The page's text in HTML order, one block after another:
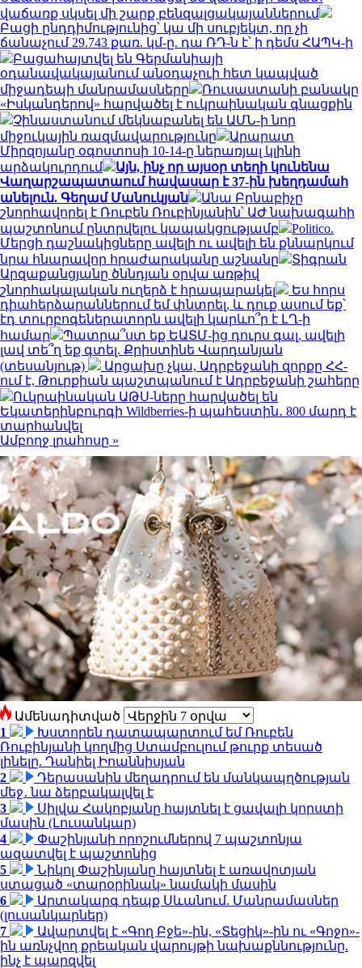
վաճառք սկսել մի շարք բենզալցակայաններում
Բացի ընդդիմությունից՝ կա մի սուբյեկտ, որ չի
ճանաչում 29.743 քառ. կմ-ը. դա ՌԴ-ն է՝ ի դեմս ՀԱՊԿ-ի
Բացահայտվել են Գերմանիայի
օդանավակայանում անօդաչուի հետ կապված
միջադեպի մանրամասները
Ռուսաստանի բանակը
«Իսկանդերով» հարվածել է ուկրաինական գնացքին
Չինաստանում մեկնաբանել են ԱՄՆ-ի նոր
միջուկային ռազմավարությունը
Արարատ
Միրզոյանը օգոստոսի 10-14-ը ներառյալ կլինի
արձակուրդում
Այն, ինչ որ այսօր տեղի կունենա
Վաղարշապատաում հավասար է 37-ին խեղդամահ
անելուն. Գեղամ Մանուկյան
Անա Բրնաբիչը
շնորհավորել է Ռուբեն Ռուբինյանին՝ ԱԺ նախագահի
պաշտոնում ընտրվելու կապակցությամբ
Politico.
Մերցի դաշնակիցները ավելի ու ավելի են քննարկում
նրա հնարավոր հրաժարականը աշնանը
Տիգրան
Արզաքանցյանը ծննդյան օրվա առթիվ
շնորհակալական ուղերձ է հրապարակել
Ես հորս
դիահերձարաններում եմ փնտրել, և դուք ասում եք՝
էդ տուրբոգեներատորն ավելի կարևո՞ր է ԼՂ-ի
համար
Պատրա՞ստ եք ԵԱՏՄ-ից դուրս գալ, ավելի
լավ տե՞ղ եք գտել. Քրիստինե Վարդանյան
(տեսանյութ)
Արցախը չկա, Ադրբեջանի զորքը ՀՀ-
ում է, Թուրքիան պաշտպանում է Ադրբեջանի շահերը
Ուկրաինական ԱԹՍ-ները հարվածել են
Եկատերինբուրգի Wildberries-ի պահեստին․ 800 մարդ է
տարհանվել
Ամբողջ լրահոսը »
Ամենադիտված
1
Խստորեն դատապարտում եմ Ռուբեն
Ռուբինյանի կողմից Ստամբուլում թուրք տեսած
լինելը. Դանիել Իոաննիսյան
2
Դերասանին մեղադրում են մանկապղծության
մեջ․ նա ձերբակալվել է
3
Սիլվա Հակոբյանը հայտնել է ցավալի կորստի
մասին (Լուսանկար)
4
Փաշինյանի որոշումներով 7 պաշտոնյա
ազատվել է պաշտոնից
5
Նիկոլ Փաշինյանը հայտնել է առավոտյան
ստացած «տարօրինակ» նամակի մասին
6
Արտակարգ դեպք Սևանում. Մանրամասներ
(լուսանկարներ)
7
Ավարտվել է «Գող Բջե»-ին, «Տեցիկ»-ին ու «Գոջո»-
ին առնչվող քրեական վարույթի նախաքննությունը.
ինչ է պարզվել